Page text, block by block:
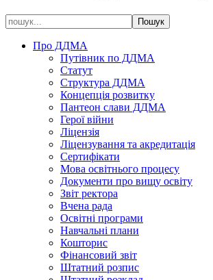
Про ДДМА
Путівник по ДДМА
Статут
Структура ДДМА
Концепція розвитку
Пантеон слави ДДМА
Герої війни
Ліцензія
Ліцензування та акредитація
Сертифікати
Мова освітнього процесу
Документи про вищу освіту
Звіт ректора
Вчена рада
Освітні програми
Навчальні плани
Кошторис
Фінансовий звіт
Штатний розпис